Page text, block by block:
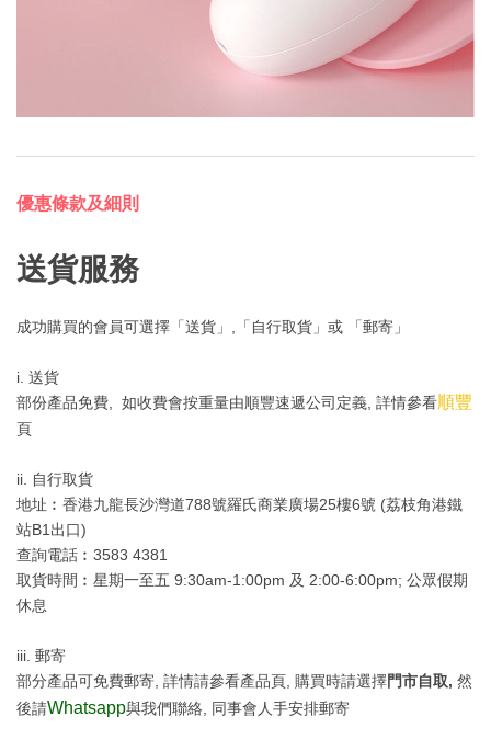
優惠條款及細則
送貨服務
成功購買的會員可選擇「送貨」,「自行取貨」或 「郵寄」
i. 送貨
部份產品免費, 如收費會按重量由順豐速遞公司定義, 詳情參看順豐
頁
ii. 自行取貨
地址︰香港九龍長沙灣道788號羅氏商業廣場25樓6號 (荔枝角港鐵
站B1出口)
查詢電話︰3583 4381
取貨時間︰星期一至五 9:30am-1:00pm 及 2:00-6:00pm; 公眾假期
休息
iii. 郵寄
部分產品可免費郵寄, 詳情請參看產品頁, 購買時請選擇門市自取, 然
後請Whatsapp與我們聯絡, 同事會人手安排郵寄